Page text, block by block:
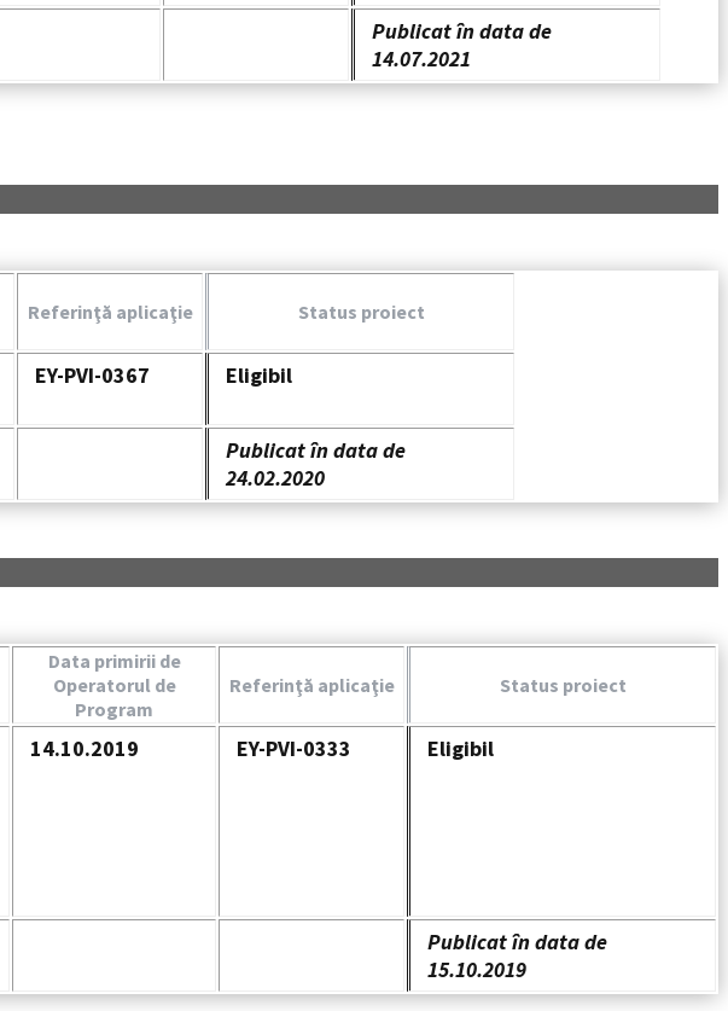
Publicat în data de
14.07.2021
Referinţă aplicaţie Status proiect
EY-PVI-0367 Eligibil
Publicat în data de
24.02.2020
Data primirii de
Operatorul de
Program
Referinţă aplicaţie Status proiect
14.10.2019 EY-PVI-0333 Eligibil
Publicat în data de
15.10.2019